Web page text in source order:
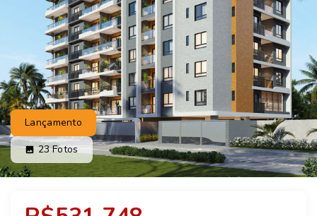
Lançamento
23Fotos